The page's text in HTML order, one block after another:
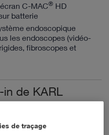
C-MAC® HD
batterie
endoscopique
les endoscopes (vidéo-
fibroscopes et
in de KARL
de traçage